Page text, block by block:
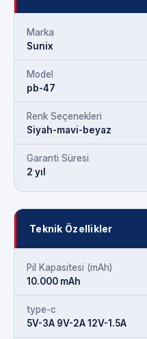
Marka
Sunix
Model
pb-47
Renk Seçenekleri
Siyah-mavi-beyaz
Garanti Süresi
2 yıl
Teknik Özellikler
Pil Kapasitesi (mAh)
10.000 mAh
type-c
5V-3A 9V-2A 12V-1.5A